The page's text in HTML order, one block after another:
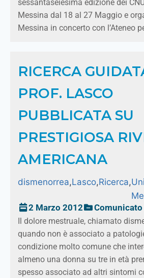
sessantaseiesima edizione dei
Messina dal 18 al 27 Maggio e
Messina in concerto con l’Ateneo
RICERCA
PROF. LASCO
PUBBLICATA SU
PRESTIGIOSA
AMERICANA
dismenorrea,Lasco,Ricerca,
2 Marzo 2012
Comunicato
Il dolore mestruale, chiamato
quando non è associato a
condizione molto comune che
almeno una donna su tre in età
spesso associato ad altri sintomi